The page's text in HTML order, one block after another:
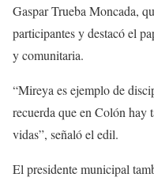
Gaspar Trueba Moncada,
participantes y destacó el
y comunitaria.
“Mireya es ejemplo de
recuerda que en Colón hay
vidas”, señaló el edil.
El presidente municipal